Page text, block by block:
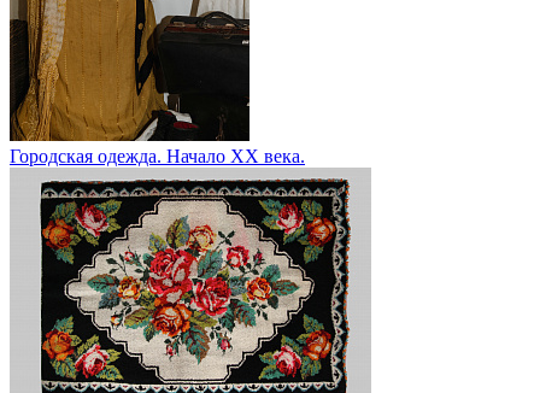
Городская одежда. Начало XX века.